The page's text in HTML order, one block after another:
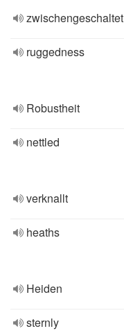
zwischengeschaltet
ruggedness
Robustheit
nettled
verknallt
heaths
Heiden
sternly